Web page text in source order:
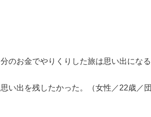
のお金でやりくりした旅は思い出にな
い出を残したかった。（女性／22歳／